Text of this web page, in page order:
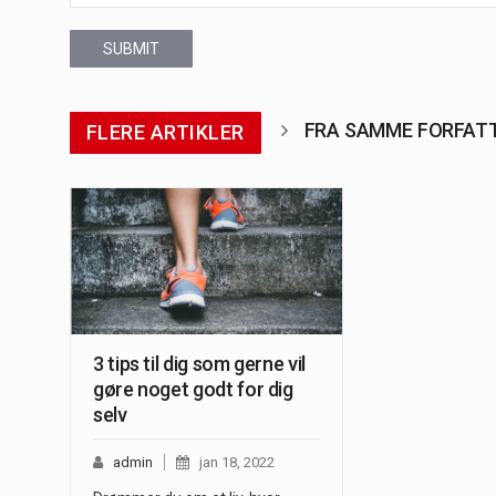
SUBMIT
FLERE ARTIKLER FRA SAMME
3 tips til dig som gerne vil
gøre noget godt for dig
selv
admin jan 18, 2022